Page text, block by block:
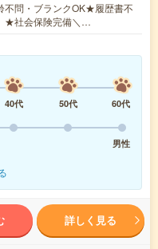
問・ブランクOK★履歴書不
★社会保険完備＼…
40代 50代
60代
男性
詳しく見る